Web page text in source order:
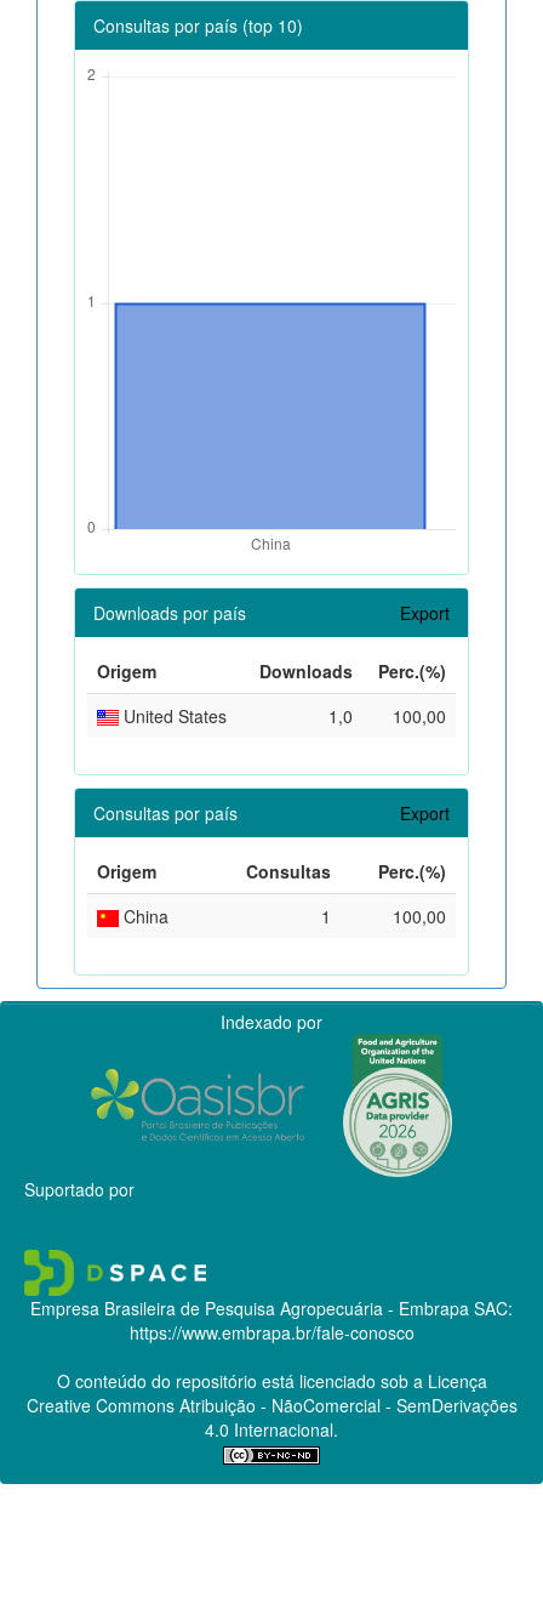
Consultas por país (top 10)
Downloads por país Export
Origem Downloads
Perc.(%)
United States
1,0 100,00
Consultas por país Export
Origem Consultas
Perc.(%)
China
1 100,00
Indexado por
Suportado por
Empresa Brasileira de Pesquisa Agropecuária - Embrapa SAC:
https://www.embrapa.br/fale-conosco
O conteúdo do repositório está licenciado sob a Licença
Creative CommonsAtribuição - NãoComercial - SemDerivações
4.0 Internacional.